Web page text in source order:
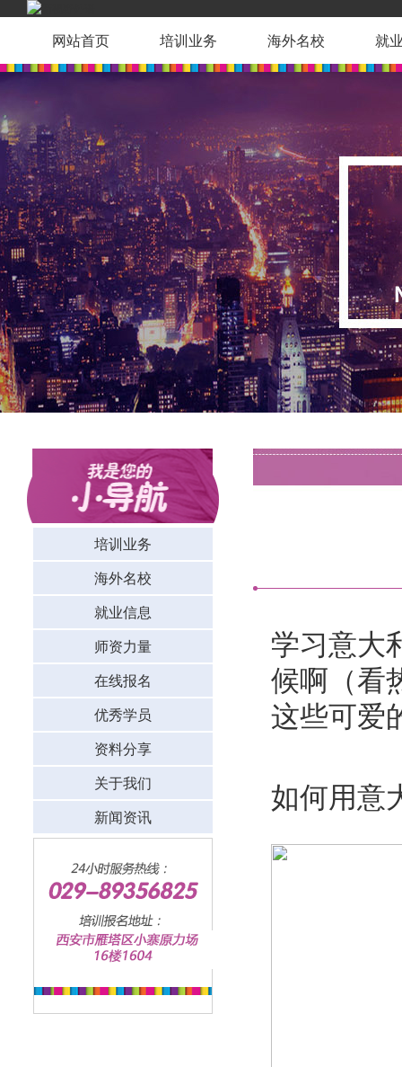
网站首页 培训业务 海外名校 就
培训业务
海外名校
就业信息
师资力量
在线报名
优秀学员
资料分享
关于我们
新闻资讯
学习意大
候啊（看
这些可爱
如何用意